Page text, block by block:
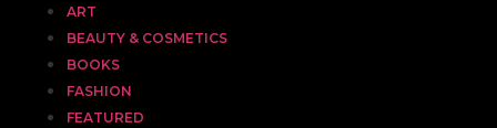
ART
BEAUTY & COSMETICS
BOOKS
FASHION
FEATURED